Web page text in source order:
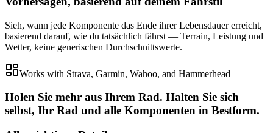
Sieh, wann jede Komponente das Ende ihrer Lebensdauer erreicht,
basierend darauf, wie du tatsächlich fährst — Terrain, Leistung und
Wetter, keine generischen Durchschnittswerte.
Works with Strava, Garmin, Wahoo, and Hammerhead
Holen Sie mehr aus Ihrem Rad. Halten Sie sich
selbst, Ihr Rad und alle Komponenten in Bestform.